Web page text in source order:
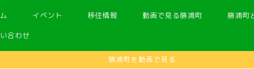
イベント 移住情報 動画で見る勝浦町 勝浦町
合わせ
勝浦町を動画で見る